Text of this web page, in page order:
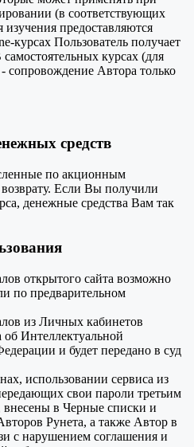
(в соответствующих
предоставляются
курсах Пользователь получает
курсах (для
сопровождение Автора только
средств
по акционным
Если Вы получили
денежные средства Вам так
открытого сайта возможно
по предварительном
из Личных кабинетов
об Интеллектуальной
и будет передано в суд
использовании сервиса из
свои пароли третьим
внесены в Черные списки и
Рунета, а также Автор в
с нарушением соглашения и